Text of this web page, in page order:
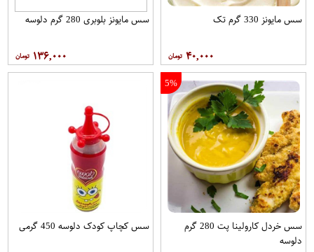
سس مایونز 330 گرم تک
۴۰,۰۰۰
سس مایونز بلوبری 280 گرم دلوسه
۱۳۶,۰۰۰
5%
سس خردل کارولینا پت 280 گرم
دلوسه
سس کچاپ کودک دلوسه 450 گرمی